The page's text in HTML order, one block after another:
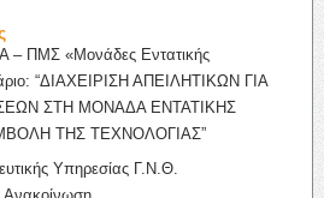
– ΠΜΣ «Μονάδες Εντατικής
“ΔΙΑΧΕΙΡΙΣΗ ΑΠΕΙΛΗΤΙΚΩΝ ΓΙΑ
ΣΤΗ ΜΟΝΑΔΑ ΕΝΤΑΤΙΚΗΣ
ΤΗΣ ΤΕΧΝΟΛΟΓΙΑΣ”
Υπηρεσίας Γ.Ν.Θ.